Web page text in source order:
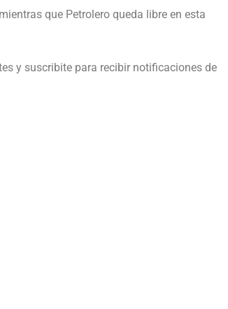
que Petrolero queda libre en esta
y suscribite para recibir notificaciones de